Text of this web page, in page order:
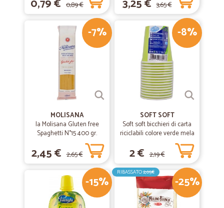
0,79 € 0,89 € 3,25 € 3,65 €
-7%
MOLISANA
la Molisana Gluten free
Spaghetti N°15 400 gr.
2,45 € 2,65 €
-8%
SOFT SOFT
Soft soft bicchieri di carta
riciclabili colore verde mela
2 € 2,19 €
-15% -25%
RIBASSATO2,05€